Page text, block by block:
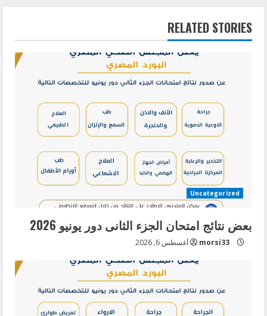
n
n
RELATED STORIES
Uncategorized
بعض نتائج امتحان الجزء الثانى دور يونيو 2026
morsi33 أغسطس 6, 2026